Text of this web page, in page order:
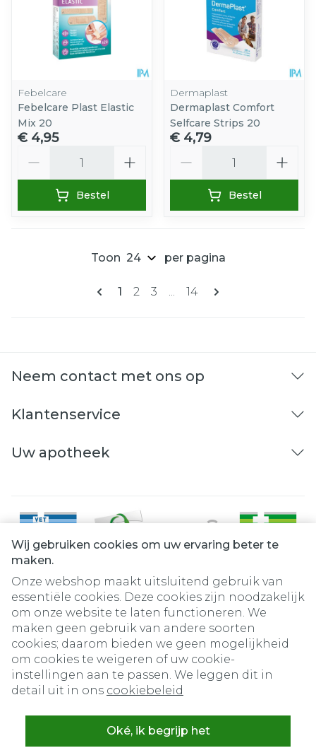
Wij gebruiken cookies om uw ervaring beter te
maken.
Onze webshop maakt uitsluitend gebruik van
essentiële cookies. Deze cookies zijn noodzakelijk
om onze website te laten functioneren. We
maken geen gebruik van andere soorten
cookies; daarom bieden we geen mogelijkheid
om cookies te weigeren of uw cookie-
instellingen aan te passen. We leggen dit in
detail uit in ons cookiebeleid
Oké, ik begrijp het
Febelcare
Febelcare Plast Elastic
Mix 20
€ 4,95
Bestel
Dermaplast
Dermaplast Comfort
Selfcare Strips 20
€ 4,79
Bestel
Pagina's
U lees momenteel pagina
1 Pagina
2 Pagina
3 ... Pagina
14
Toon per pagina
Neem contact met ons op
Klantenservice
Uw apotheek
Juridische links